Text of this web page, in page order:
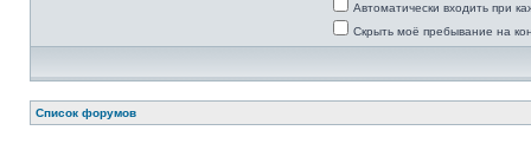
Автоматически входить при
Скрыть моё пребывание на
Список форумов